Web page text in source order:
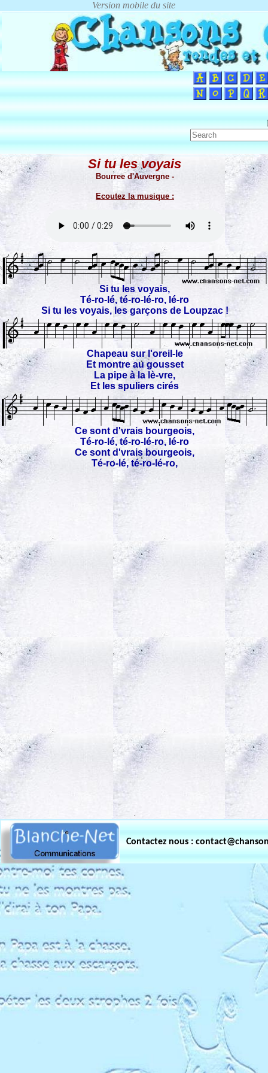
Si tu les voyais
Bourree d'Auvergne -
Ecoutez la musique :
Si tu les voyais,
Té-ro-lé, té-ro-lé-ro, lé-ro
Si tu les voyais, les garçons de Loupzac !
Chapeau sur l'oreil-le
Et montre au gousset
La pipe à la lè-vre,
Et les spuliers cirés
Ce sont d'vrais bourgeois,
Té-ro-lé, té-ro-lé-ro, lé-ro
Ce sont d'vrais bourgeois,
Té-ro-lé, té-ro-lé-ro,
.
Contactez nous :